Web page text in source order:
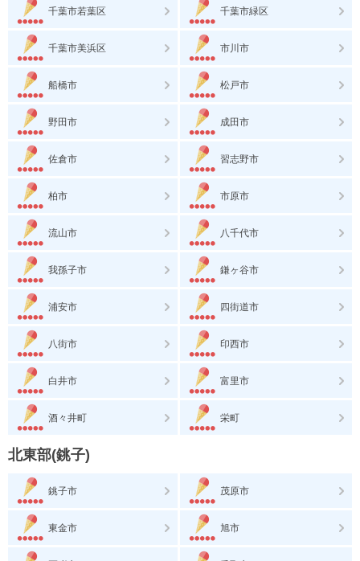
千葉市若葉区 千葉市緑区
千葉市美浜区 市川市
船橋市 松戸市
野田市 成田市
佐倉市 習志野市
柏市 市原市
流山市 八千代市
我孫子市 鎌ヶ谷市
浦安市 四街道市
八街市 印西市
白井市 富里市
酒々井町 栄町
北東部(銚子)
銚子市 茂原市
東金市 旭市